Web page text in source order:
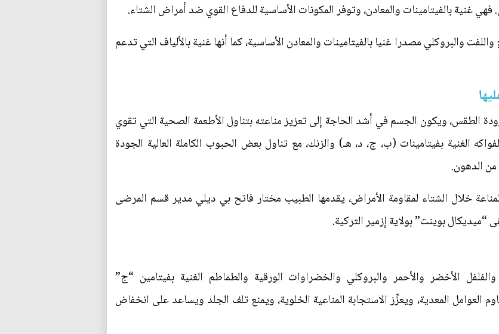
غنية بالفيتامينات والمعادن، وتوفر المكونات الأساسية للدفاع القوي ضد أمراض الشتاء.
والبروكلي مصدرا غنيا بالفيتامينات والمعادن الأساسية، كما أنها غنية بالألياف التي تدعم
الطقس، ويكون الجسم في أشد الحاجة إلى تعزيز مناعته بتناول الأطعمة الصحية التي تقوي
الغنية بفيتامينات (ب، ج، د، هـ) والزنك، مع تناول بعض الحبوب الكاملة العالية الجودة
من الدهون.
خلال الشتاء لمقاومة الأمراض، يقدمها الطبيب مختار فاتح بي ديلي مدير قسم المرضى
بوينت” بولاية إزمير التركية.
الأخضر والأحمر والبروكلي والخضراوات الورقية والطماطم الغنية بفيتامين “ج”
العوامل المعدية، ويعزِّز الاستجابة المناعية الخلوية، ويمنع تلف الجلد ويساعد على انخفاض